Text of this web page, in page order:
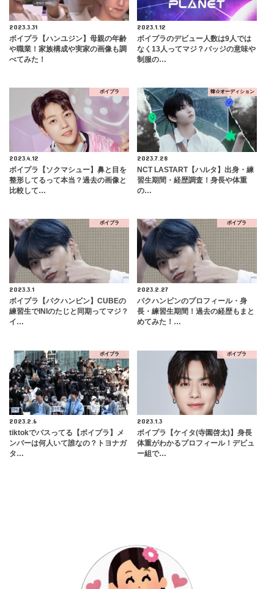
2023.3.31
ボイプラ【ハンユジン】母親の年齢
や職業！家族構成や実家の画像も調
べてみた！
2023.1.12
ボイプラのデビュー人数は9人では
なく13人ってマジ？バッジの意味や
制服の…
ボイプラ
2023.4.12
ボイプラ【ソクマシュー】鼻と目を
整形してるって本当？過去の画像と
比較して…
韓☆オーディション
2023.7.28
NCT LASTART【ハルタ】出身・練
習生期間・経歴調査！身長や体重
の…
ボイプラ
2023.3.1
ボイプラ【パクハンビン】CUBEの
練習生でINIのたじと同期ってマジ？
イ…
ボイプラ
2023.2.27
パクハンビンのプロフィール・身
長・練習生期間！過去の経歴もまと
めてみた！…
ボイプラ
2023.2.6
tiktokでバスってる【ボイプラ】メ
ンバーは何人いて誰なの？トヨナガ
タ…
ボイプラ
2023.1.3
ボイプラ【ケイタ(寺園啓太)】身長
体重がわかるプロフィール！デビュ
ー組で…